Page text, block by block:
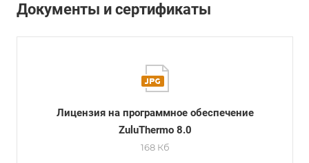
Документы и сертификаты
Лицензия на программное обеспечение
ZuluThermo 8.0
168 Кб